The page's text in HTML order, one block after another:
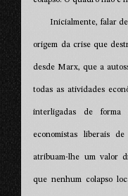
Inicialmente, falar
origem da crise que
desde Marx, que a
todas as atividades
interligadas de forma
economistas liberais
atribuam-lhe um valor
que nenhum colapso